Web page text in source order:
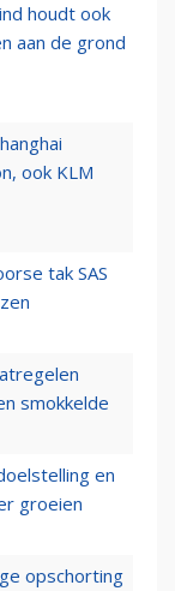
houdt ook
aan de grond
ook KLM
tak SAS
smokkelde
en
groeien
opschorting